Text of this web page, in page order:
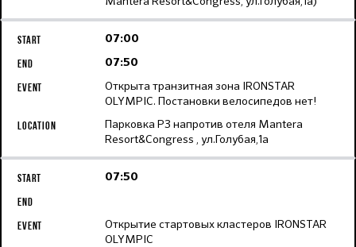
07:00
07:50
Открыта транзитная зона IRONSTAR
OLYMPIC. Постановки велосипедов нет!
Парковка Р3 напротив отеля Mantera
Resort&Congress , ул.Голубая,1а
07:50
Открытие стартовых кластеров IRONSTAR
OLYMPIC